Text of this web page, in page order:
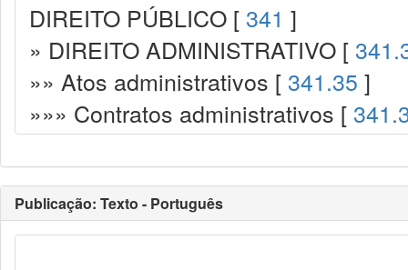
DIREITO PÚBLICO [ 341 ]
» DIREITO ADMINISTRATIVO [
»» Atos administrativos [ 341.35 ]
»»» Contratos administrativos [
Publicação: Texto - Português